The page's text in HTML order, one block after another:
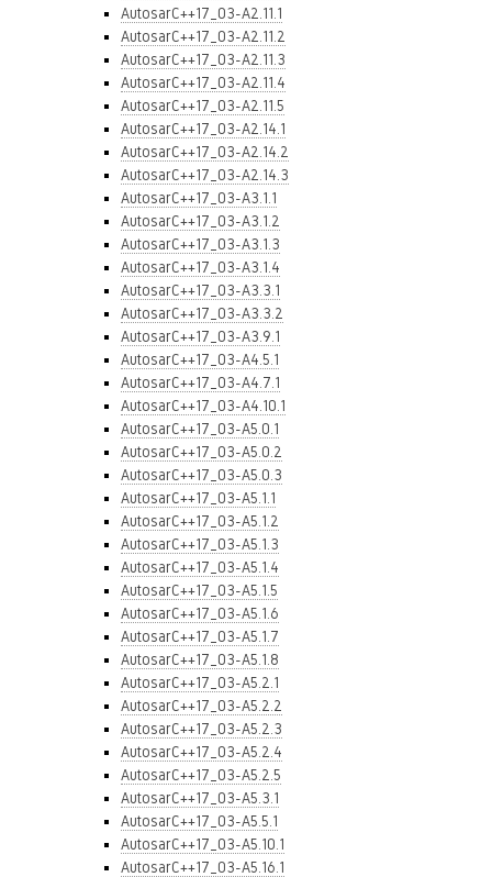
AutosarC++17_03-A2.11.1
AutosarC++17_03-A2.11.2
AutosarC++17_03-A2.11.3
AutosarC++17_03-A2.11.4
AutosarC++17_03-A2.11.5
AutosarC++17_03-A2.14.1
AutosarC++17_03-A2.14.2
AutosarC++17_03-A2.14.3
AutosarC++17_03-A3.1.1
AutosarC++17_03-A3.1.2
AutosarC++17_03-A3.1.3
AutosarC++17_03-A3.1.4
AutosarC++17_03-A3.3.1
AutosarC++17_03-A3.3.2
AutosarC++17_03-A3.9.1
AutosarC++17_03-A4.5.1
AutosarC++17_03-A4.7.1
AutosarC++17_03-A4.10.1
AutosarC++17_03-A5.0.1
AutosarC++17_03-A5.0.2
AutosarC++17_03-A5.0.3
AutosarC++17_03-A5.1.1
AutosarC++17_03-A5.1.2
AutosarC++17_03-A5.1.3
AutosarC++17_03-A5.1.4
AutosarC++17_03-A5.1.5
AutosarC++17_03-A5.1.6
AutosarC++17_03-A5.1.7
AutosarC++17_03-A5.1.8
AutosarC++17_03-A5.2.1
AutosarC++17_03-A5.2.2
AutosarC++17_03-A5.2.3
AutosarC++17_03-A5.2.4
AutosarC++17_03-A5.2.5
AutosarC++17_03-A5.3.1
AutosarC++17_03-A5.5.1
AutosarC++17_03-A5.10.1
AutosarC++17_03-A5.16.1